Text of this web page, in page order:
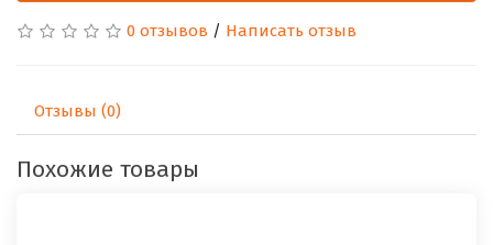
0 отзывов / Написать отзыв
Отзывы (0)
Похожие товары